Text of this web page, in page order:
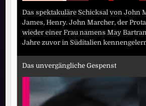
Das spektakuläre Schicksal von John
James, Henry. John Marcher, der
wieder einer Frau namens May
Jahre zuvor in Süditalien
Das unvergängliche Gespenst